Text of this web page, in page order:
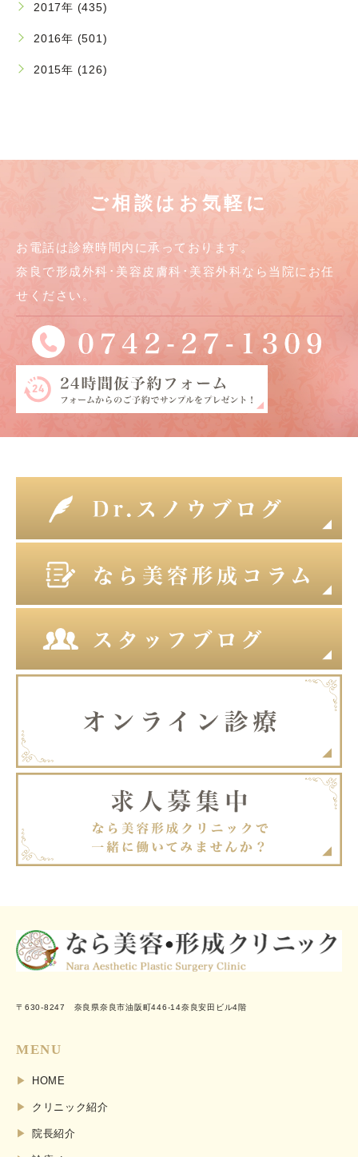
2017年 (435)
2016年 (501)
2015年 (126)
ご相談はお気軽に
お電話は診療時間内に承っております。
奈良で形成外科･美容皮膚科･美容外科なら当院にお任
せください。
〒630-8247 奈良県奈良市油阪町446-14奈良安田ビル4階
MENU
HOME
クリニック紹介
院長紹介